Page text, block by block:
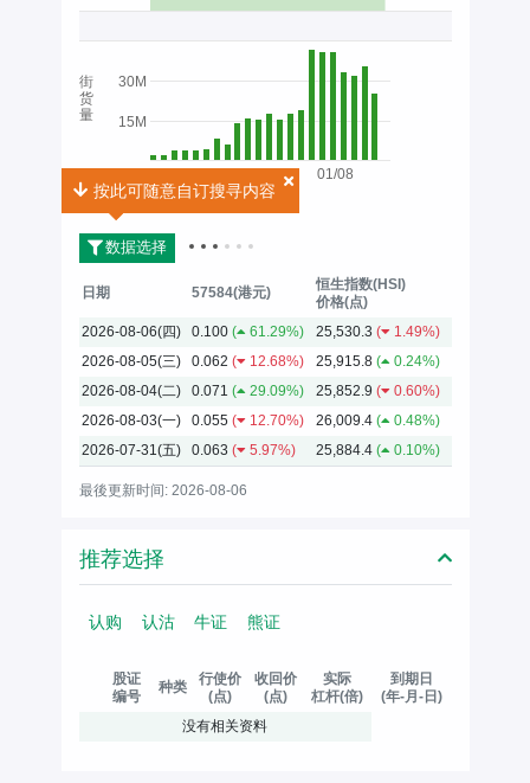
01/08
15M
30M
2026
街
货
量
数据选择
按此可随意自订搜寻内容
按此可随意自订搜寻内容
日期 57584(港元)
恒生指数(HSI)
价格(点)
2026-08-06(四)
0.100 ( 61.29%) 25,530.3 (
1.49%)
2026-08-05(三)
0.062 ( 12.68%) 25,915.8 (
0.24%)
2026-08-04(二)
0.071 ( 29.09%) 25,852.9 (
0.60%)
2026-08-03(一)
0.055 ( 12.70%) 26,009.4 (
0.48%)
2026-07-31(五)
0.063 ( 5.97%) 25,884.4 ( 0.10%)
最後更新时间: 2026-08-06
推荐选择
认购 认沽 牛证 熊证
股证
编号
种类
行使价
(点)
收回价
(点)
实际
杠杆(倍)
到期日
(年-月-日)
没有相关资料